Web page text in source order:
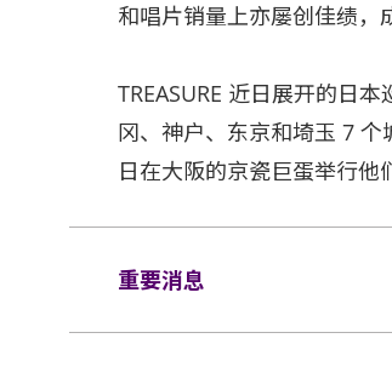
和唱片销量上亦屡创佳绩，
TREASURE 近日展开的日
冈、神户、东京和埼玉 7
日在大阪的京瓷巨蛋举行他
重要消息